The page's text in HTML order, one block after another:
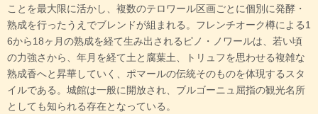
ことを最大限に活かし、複数のテロワール区画ごとに個別に発酵・
熟成を行ったうえでブレンドが組まれる。フレンチオーク樽による1
6から18ヶ月の熟成を経て生み出されるピノ・ノワールは、若い頃
の力強さから、年月を経て土と腐葉土、トリュフを思わせる複雑な
熟成香へと昇華していく、ポマールの伝統そのものを体現するスタ
イルである。城館は一般に開放され、ブルゴーニュ屈指の観光名所
としても知られる存在となっている。